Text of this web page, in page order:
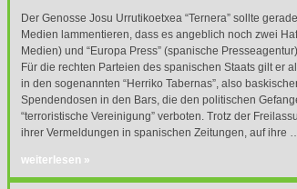
Der Genosse Josu Urrutikoetxea “Ternera” sollte
Medien lammentieren, dass es angeblich noch zwei
Medien) und “Europa Press” (spanische
Für die rechten Parteien des spanischen Staats gilt er
in den sogenannten “Herriko Tabernas”, also
Spendendosen in den Bars, die den politischen
“terroristische Vereinigung” verboten. Trotz der
ihrer Vermeldungen in spanischen Zeitungen, auf ihre
weiterlesen »